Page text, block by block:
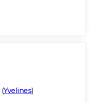
(Yvelines)